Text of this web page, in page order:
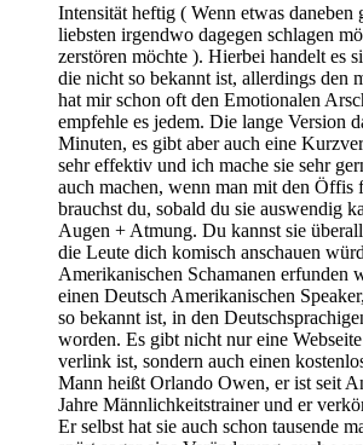
Intensität heftig ( Wenn etwas daneben
liebsten irgendwo dagegen schlagen
zerstören möchte ). Hierbei handelt es
die nicht so bekannt ist, allerdings den
hat mir schon oft den Emotionalen
empfehle es jedem. Die lange Version
Minuten, es gibt aber auch eine
sehr effektiv und ich mache sie sehr
auch machen, wenn man mit den Öffis
brauchst du, sobald du sie auswendig
Augen + Atmung. Du kannst sie
die Leute dich komisch anschauen
Amerikanischen Schamanen erfunden
einen Deutsch Amerikanischen
so bekannt ist, in den
worden. Es gibt nicht nur eine
verlink ist, sondern auch einen
Mann heißt Orlando Owen, er ist seit
Jahre Männlichkeitstrainer und er
Er selbst hat sie auch schon tausende